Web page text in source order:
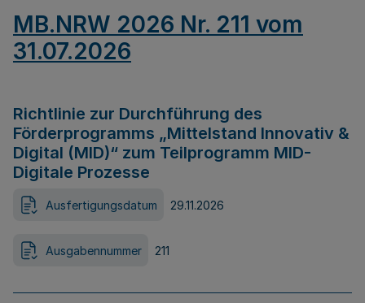
MB.NRW 2026 Nr. 211 vom
31.07.2026
Richtlinie zur Durchführung des
Förderprogramms „Mittelstand Innovativ &
Digital (MID)“ zum Teilprogramm MID-
Digitale Prozesse
Ausfertigungsdatum 29.11.2026
Ausgabennummer 211